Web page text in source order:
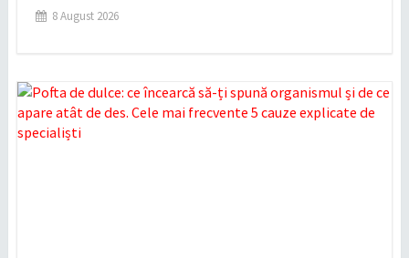
8 August 2026